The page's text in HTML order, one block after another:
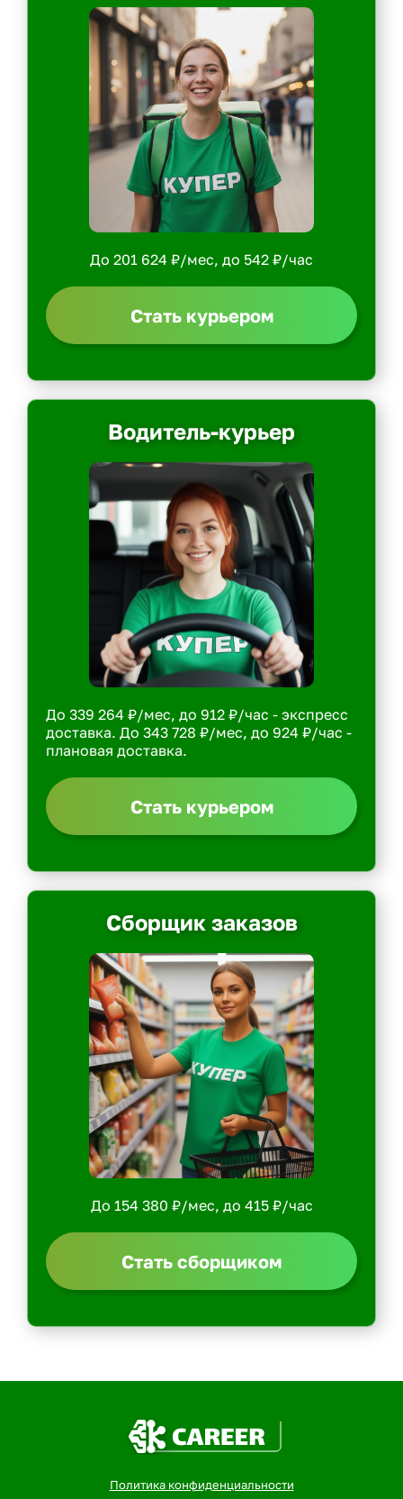
До 201 624 ₽/мес, до 542 ₽/час
Стать курьером
Водитель-курьер
До 339 264 ₽/мес, до 912 ₽/час - экспресс
доставка. До 343 728 ₽/мес, до 924 ₽/час -
плановая доставка.
Стать курьером
Сборщик заказов
До 154 380 ₽/мес, до 415 ₽/час
Стать сборщиком
Политика конфиденциальности